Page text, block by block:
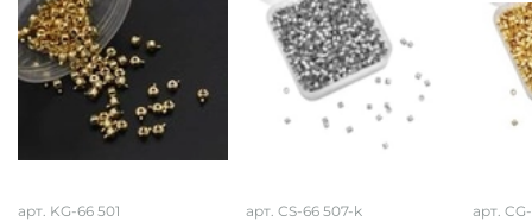
арт. KG-66 501 арт. CS-66 507-k арт.